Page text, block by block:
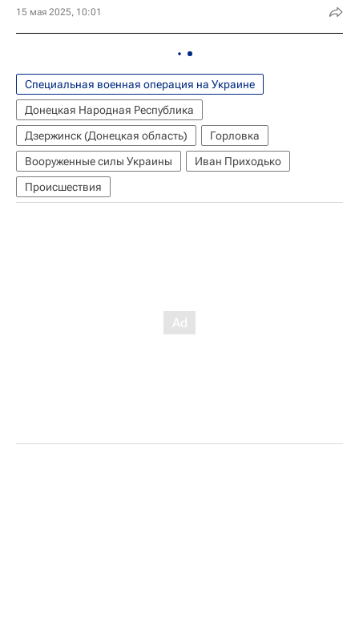
15 мая 2025, 10:01
Специальная военная операция на Украине
Донецкая Народная Республика
Дзержинск (Донецкая область)
Горловка
Вооруженные силы Украины
Иван Приходько
Происшествия